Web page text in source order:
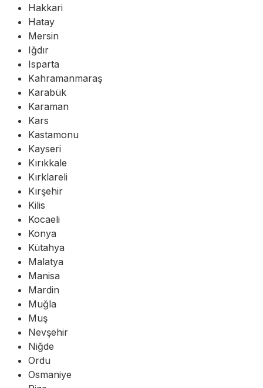
Hakkari
Hatay
Mersin
Iğdır
Isparta
Kahramanmaraş
Karabük
Karaman
Kars
Kastamonu
Kayseri
Kırıkkale
Kırklareli
Kırşehir
Kilis
Kocaeli
Konya
Kütahya
Malatya
Manisa
Mardin
Muğla
Muş
Nevşehir
Niğde
Ordu
Osmaniye